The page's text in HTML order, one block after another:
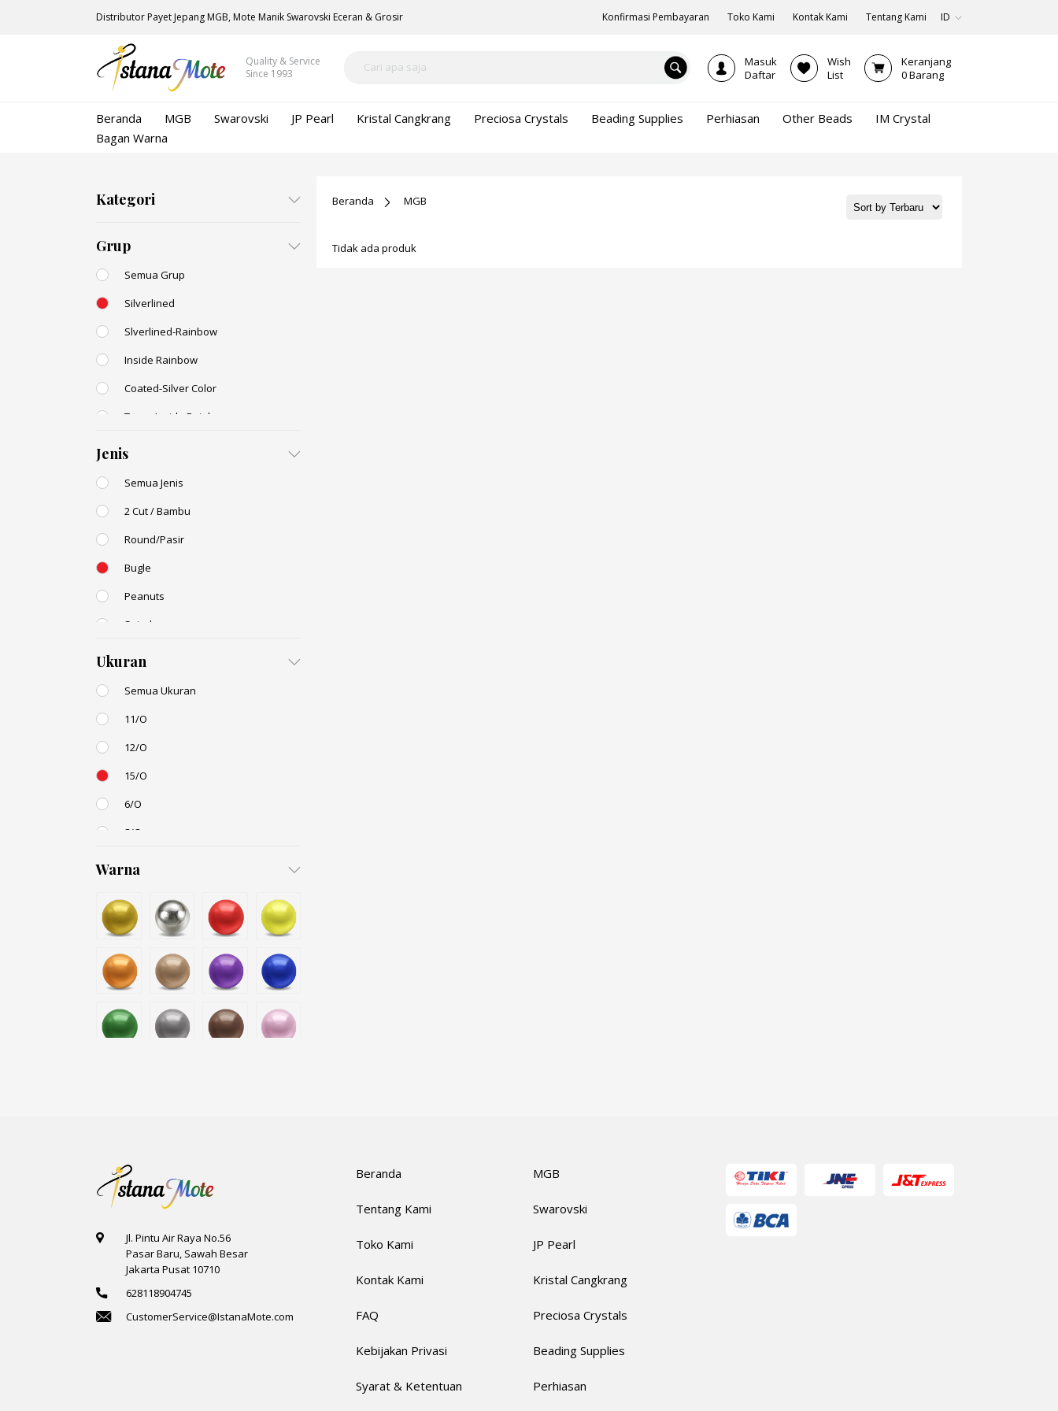
Distributor Payet Jepang MGB, Mote Manik Swarovski Eceran & Grosir Konfirmasi Pembayaran Toko Kami Kontak Kami Tentang Kami ID
Quality & Service
Since 1993
Masuk
Daftar
Wish
List
Keranjang
0Barang
Beranda MGB Swarovski JP Pearl Kristal Cangkrang Preciosa Crystals Beading Supplies Perhiasan Other Beads
IM Crystal
Bagan Warna
Kategori
Grup
Semua Grup
Silverlined
Slverlined-Rainbow
Inside Rainbow
Coated-Silver Color
Trans-Inside Rainbow
Jenis
Semua Jenis
2 Cut / Bambu
Round/Pasir
Bugle
Peanuts
Spiral
Ukuran
Semua Ukuran
11/O
12/O
15/O
6/O
8/O
6mm
Small / S-P
Warna
Beranda MGB
Tidak ada produk
Jl. Pintu Air Raya No.56
Pasar Baru, Sawah Besar
Jakarta Pusat 10710
628118904745
CustomerService@IstanaMote.com
Beranda
Tentang Kami
Toko Kami
Kontak Kami
FAQ
Kebijakan Privasi
Syarat & Ketentuan
MGB
Swarovski
JP Pearl
Kristal Cangkrang
Preciosa Crystals
Beading Supplies
Perhiasan